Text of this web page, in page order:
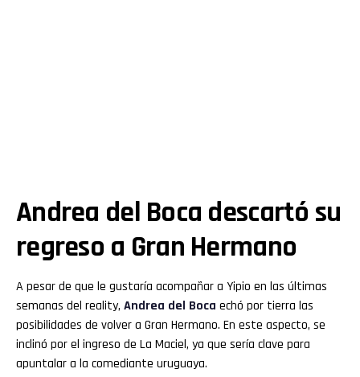
Andrea del Boca descartó su
regreso a Gran Hermano
A pesar de que le gustaría acompañar a Yipio en las últimas
semanas del reality, Andrea del Boca echó por tierra las
posibilidades de volver a Gran Hermano. En este aspecto, se
inclinó por el ingreso de La Maciel, ya que sería clave para
apuntalar a la comediante uruguaya.